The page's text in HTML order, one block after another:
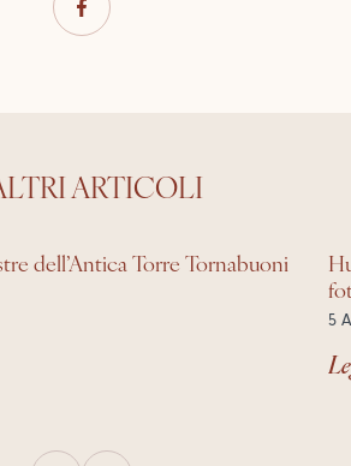
ARTICOLI
dell’Antica Torre Tornabuoni
5